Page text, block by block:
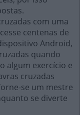
com uma
centenas de
Android,
quando
algum exercício e
cruzadas
se um mestre
se diverte